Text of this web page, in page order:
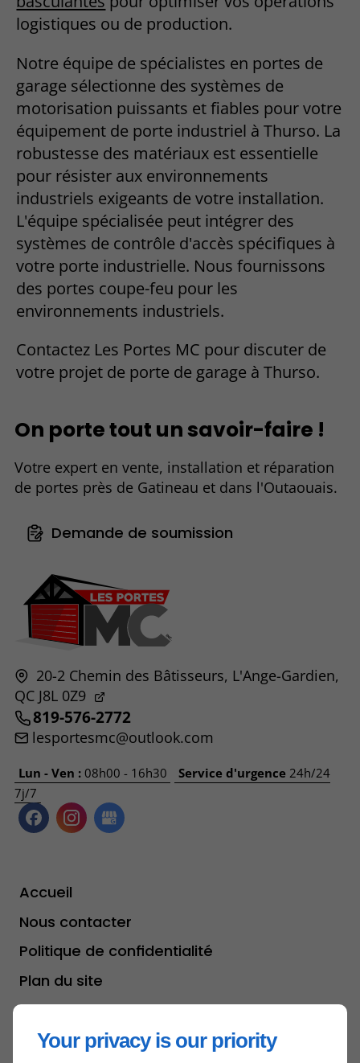
Your privacy is our priority
logistiques ou de production.
Notre équipe de spécialistes en portes de
garage sélectionne des systèmes de
motorisation puissants et fiables pour votre
équipement de porte industriel à Thurso. La
robustesse des matériaux est essentielle
pour résister aux environnements
industriels exigeants de votre installation.
L'équipe spécialisée peut intégrer des
systèmes de contrôle d'accès spécifiques à
votre porte industrielle. Nous fournissons
des portes coupe-feu pour les
environnements industriels.
Contactez Les Portes MC pour discuter de
votre projet de porte de garage à Thurso.
20-2 Chemin des Bâtisseurs, L'Ange-Gardien,
QC J8L 0Z9
819-576-2772
lesportesmc@outlook.com
Lun - Ven :08h00 - 16h30 Service d'urgence 24h/24
7j/7
Accueil
Nous contacter
Politique de confidentialité
Plan du site
On porte tout un savoir-faire !
Votre expert en vente, installation et réparation
de portes près de Gatineau et dans l'Outaouais.
Demande de soumission